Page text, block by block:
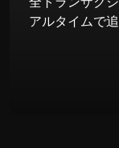
アルタイムで